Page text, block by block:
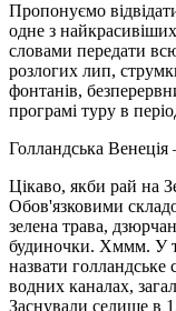
Пропонуємо
одне з
словами передати
розлогих лип,
фонтанів,
програмі туру в
Голландська Венеція
Цікаво, якби рай на
Обов'язковими
зелена трава,
будиночки. Хммм. У
назвати голландське
водних каналах,
Заснували селище в